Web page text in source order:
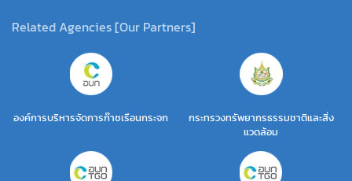
Related Agencies [Our Partners]
องค์การบริหารจัดการก๊าซเรือนกระจก
กระทรวงทรัพยากรธรรมชาติและสิ่ง
แวดล้อม